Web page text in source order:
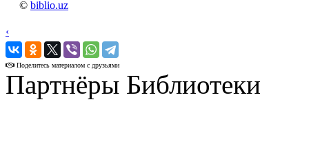
© biblio.uz
‹
›
Поделитесь материалом с друзьями
Партнёры Библиотеки